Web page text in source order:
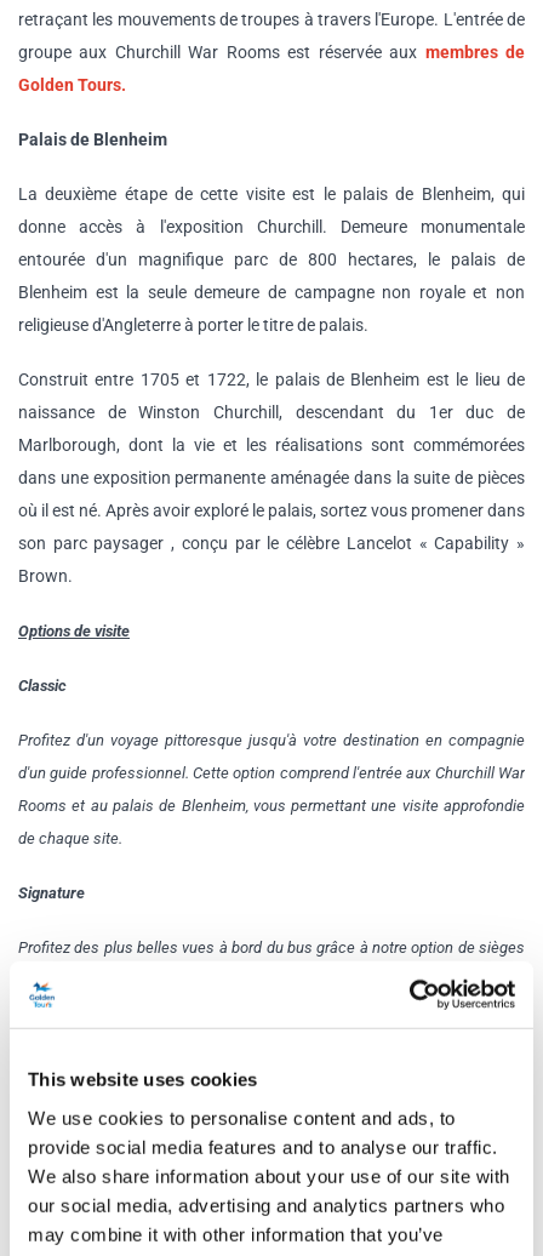
This website uses cookies
We use cookies to personalise content and ads, to
provide social media features and to analyse our traffic.
We also share information about your use of our site with
our social media, advertising and analytics partners who
may combine it with other information that you’ve
retraçant les mouvements de troupes à travers l'Europe. L'entrée de
groupe aux Churchill War Rooms est réservée aux membres de
Golden Tours.
Palais de Blenheim
La deuxième étape de cette visite est le palais de Blenheim, qui
donne accès à l'exposition Churchill. Demeure monumentale
entourée d'un magnifique parc de 800 hectares, le palais de
Blenheim est la seule demeure de campagne non royale et non
religieuse d'Angleterre à porter le titre de palais.
Construit entre 1705 et 1722, le palais de Blenheim est le lieu de
naissance de Winston Churchill, descendant du 1er duc de
Marlborough, dont la vie et les réalisations sont commémorées
dans une exposition permanente aménagée dans la suite de pièces
où il est né. Après avoir exploré le palais, sortez vous promener dans
son parc paysager , conçu par le célèbre Lancelot « Capability »
Brown.
Options de visite
Classic
Profitez d'un voyage pittoresque jusqu'à votre destination en compagnie
d'un guide professionnel. Cette option comprend l'entrée aux Churchill War
Rooms et au palais de Blenheim, vous permettant une visite approfondie
de chaque site.
Signature
Profitez des plus belles vues à bord du bus grâce à notre option de sièges
premium et à un guide en direct et compétent. De plus, profitez d'un panier-
repas. Une fois sur chaque site, vous aurez accès aux Churchill War
immersive.
pour consulter le menu Signature Lunch Pack
Programme